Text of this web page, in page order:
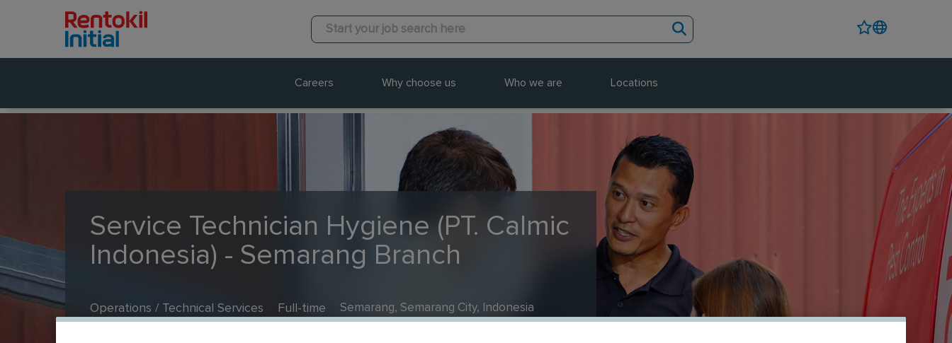
Careers Why choose us Who we are Locations
Service Technician Hygiene (PT. Calmic
Indonesia) - Semarang Branch
Operations / Technical Services Full-time Semarang, Semarang City, Indonesia